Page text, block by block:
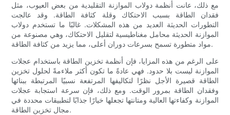
مع ذلك، عانت أنظمة دولاب الموازنة التقليدية من بعض العيوب، مثل
فقدان الطاقة بسبب الاحتكاك وقلة كثافة الطاقة. وقد عالجت
التطورات الحديثة العديد من هذه المشكلات. غالبًا ما تستخدم دولاب
الموازنة الحديثة محامل مغناطيسية لتقليل الاحتكاك، وهي مصنوعة من
مواد متطورة تسمح بسرعات دوران أعلى، مما يزيد من كثافة الطاقة.
على الرغم من هذه المزايا، فإن أنظمة تخزين الطاقة باستخدام عجلات
الموازنة ليست بلا حدود. فهي عادةً ما تكون أكثر ملاءمةً لحلول تخزين
الطاقة قصيرة الأجل نظرًا لتكاليفها المرتفعة نسبيًا المرتبطة ببنائها
وفقدان الطاقة بمرور الوقت. ومع ذلك، فإن سرعة استجابة عجلات
الموازنة وكفاءتها العالية ومتانتها تجعلها خيارًا جذابًا لتطبيقات محددة في
مجال تخزين الطاقة.